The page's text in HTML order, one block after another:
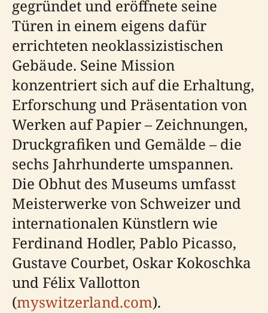
gegründet und eröffnete seine
Türen in einem eigens dafür
errichteten neoklassizistischen
Gebäude. Seine Mission
konzentriert sich auf die Erhaltung,
Erforschung und Präsentation von
Werken auf Papier – Zeichnungen,
Druckgrafiken und Gemälde – die
sechs Jahrhunderte umspannen.
Die Obhut des Museums umfasst
Meisterwerke von Schweizer und
internationalen Künstlern wie
Ferdinand Hodler, Pablo Picasso,
Gustave Courbet, Oskar Kokoschka
und Félix Vallotton
(myswitzerland.com).